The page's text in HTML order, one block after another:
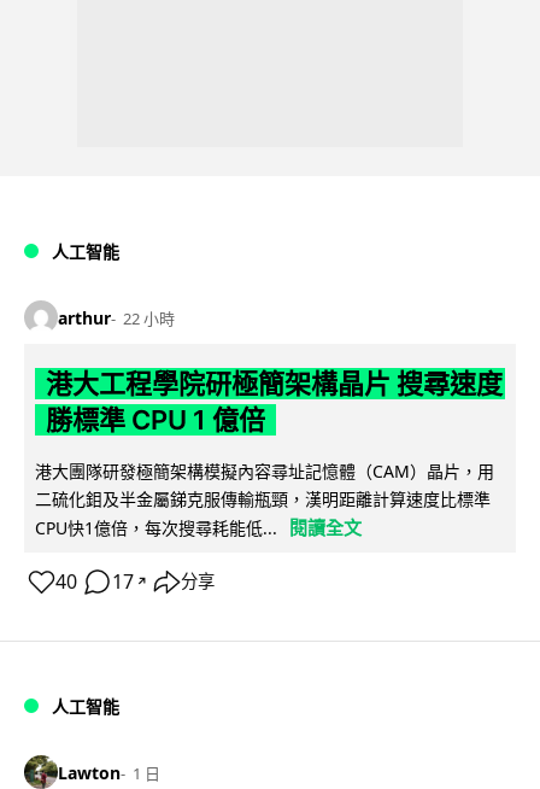
人工智能
arthur 22 小時
港大工程學院研極簡架構晶片 搜尋速度
勝標準 CPU 1 億倍
港大團隊研發極簡架構模擬內容尋址記憶體（CAM）晶片，用
二硫化鉬及半金屬銻克服傳輸瓶頸，漢明距離計算速度比標準
CPU快1億倍，每次搜尋耗能低...
閱讀全文
40 17 ↗ 分享
人工智能
Lawton 1 日